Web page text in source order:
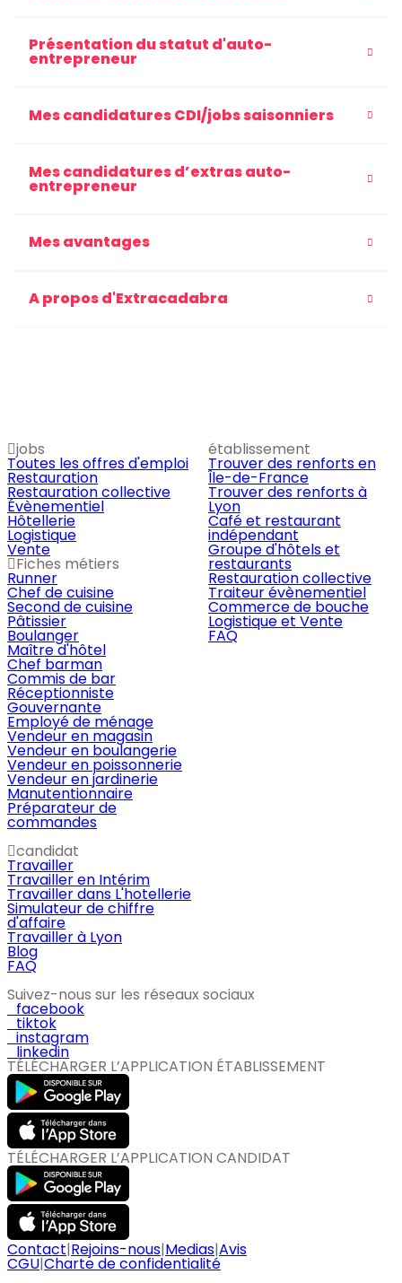
Présentation du statut d'auto-
entrepreneur
Mes candidatures CDI/jobs saisonniers
Mes candidatures d’extras auto-
entrepreneur
Mes avantages
A propos d'Extracadabra
jobs
Toutes les offres d'emploi
Restauration
Restauration collective
Évènementiel
Hôtellerie
Logistique
Vente
Fiches métiers
Runner
Chef de cuisine
Second de cuisine
Pâtissier
Boulanger
Maître d'hôtel
Chef barman
Commis de bar
Réceptionniste
Gouvernante
Employé de ménage
Vendeur en magasin
Vendeur en boulangerie
Vendeur en poissonnerie
Vendeur en jardinerie
Manutentionnaire
Préparateur de
commandes
établissement
Trouver des renforts en
Île-de-France
Trouver des renforts à
Lyon
Café et restaurant
indépendant
Groupe d'hôtels et
restaurants
Restauration collective
Traiteur évènementiel
Commerce de bouche
Logistique et Vente
FAQ
candidat
Travailler
Travailler en Intérim
Travailler dans L'hotellerie
Simulateur de chiffre
d'affaire
Travailler à Lyon
Blog
FAQ
Suivez-nous sur les réseaux sociaux
facebook
tiktok
instagram
linkedin
TÉLÉCHARGER L’APPLICATION ÉTABLISSEMENT
TÉLÉCHARGER L’APPLICATION CANDIDAT
Contact|Rejoins-nous|Medias|Avis
CGU|Charte de confidentialité